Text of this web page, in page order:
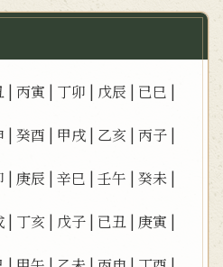
|丙寅 | 丁卯 | 戊辰 | 已巳 |
|癸酉 | 甲戌 | 乙亥 |丙子 |
| 庚辰 |辛巳 |壬午 |癸未 |
| 丁亥 | 戊子 | 已丑 | 庚寅 |